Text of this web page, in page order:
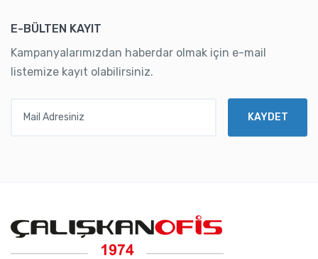
E-BÜLTEN KAYIT
Kampanyalarımızdan haberdar olmak için e-mail
listemize kayıt olabilirsiniz.
KAYDET